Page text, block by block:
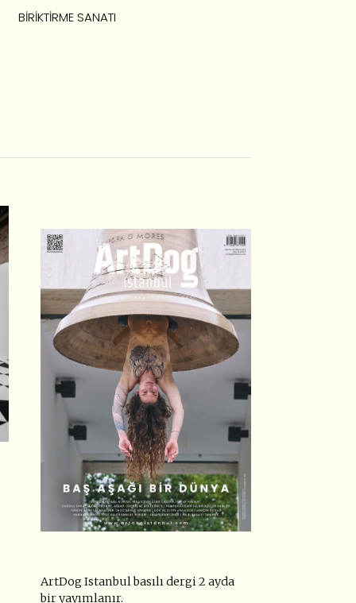
BIRIKTIRME SANATI
ArtDog Istanbul basılı dergi 2 ayda
bir yayımlanır.